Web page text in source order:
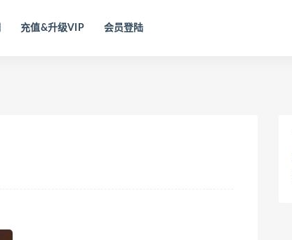
充值&升级VIP 会员登陆